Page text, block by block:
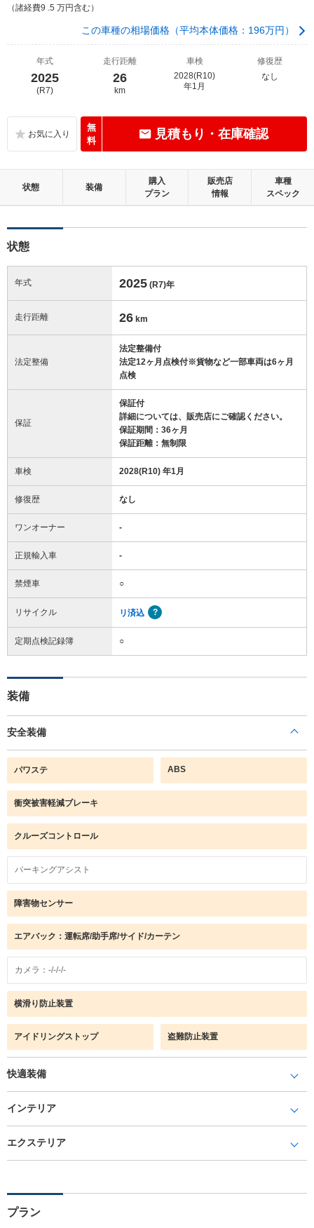
（諸経費9 .5 万円含む）
この車種の相場価格（平均本体価格：196万円）
年式
2025
(R7)
走行距離
26
km
車検
2028(R10)
年1月
修復歴
なし
無
料
見積もり・在庫確認
状態 装備
購入
プラン
販売店
情報
車種
スペック
状態
年式 2025 (R7)年
走行距離 26 km
法定整備
法定整備付
法定12ヶ月点検付※貨物など一部車両は6ヶ月
点検
保証
保証付
詳細については、販売店にご確認ください。
保証期間：36ヶ月
保証距離：無制限
車検 2028(R10) 年1月
修復歴 なし
ワンオーナー -
正規輸入車 -
禁煙車 ○
リサイクル リ済込
定期点検記録簿 ○
装備
安全装備
パワステ ABS
衝突被害軽減ブレーキ
クルーズコントロール
パーキングアシスト
障害物センサー
エアバック：運転席/助手席/サイド/カーテン
カメラ：-/-/-/-
横滑り防止装置
アイドリングストップ 盗難防止装置
快適装備
インテリア
エクステリア
プラン